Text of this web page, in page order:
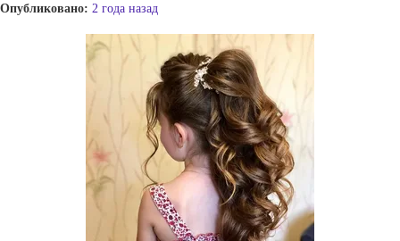
Опубликовано: 2 года назад